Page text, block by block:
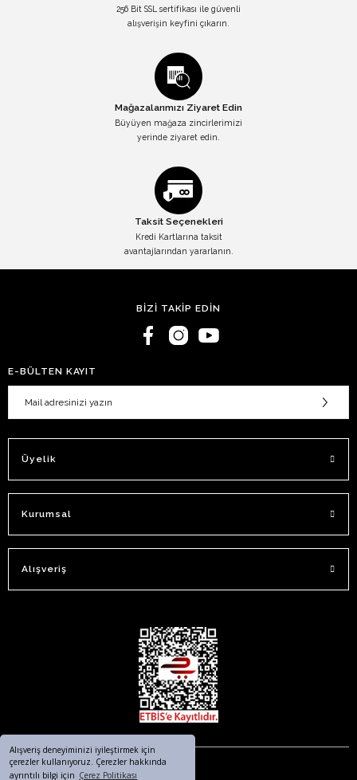
Alışveriş deneyiminizi iyileştirmek için
çerezler kullanıyoruz. Çerezler hakkında
ayrıntılı bilgi için Çerez Politikası
256 Bit SSL sertifikası ile güvenli
alışverişin keyfini çıkarın.
Mağazalarımızı Ziyaret Edin
Büyüyen mağaza zincirlerimizi
yerinde ziyaret edin.
Taksit Seçenekleri
Kredi Kartlarına taksit
avantajlarından yararlanın.
BİZİ TAKİP EDİN
E-BÜLTEN KAYIT
Üyelik
Kurumsal
Alışveriş